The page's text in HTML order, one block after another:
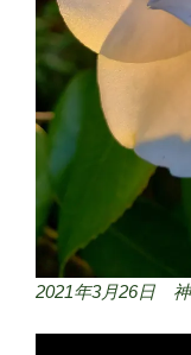
2021年3月26日